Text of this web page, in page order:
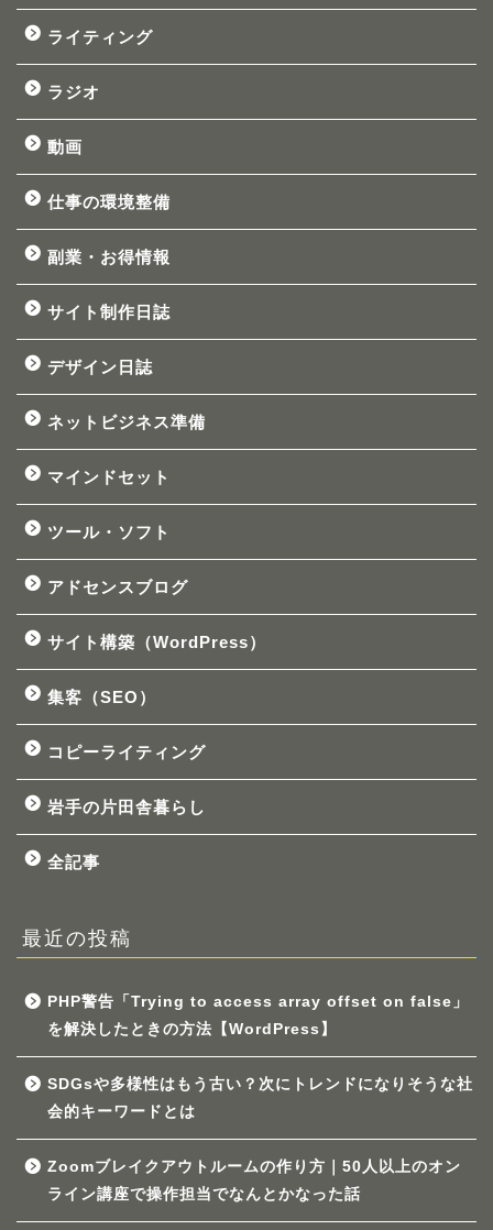
ライティング
ラジオ
動画
仕事の環境整備
副業・お得情報
サイト制作日誌
デザイン日誌
ネットビジネス準備
マインドセット
ツール・ソフト
アドセンスブログ
サイト構築（WordPress）
集客（SEO）
コピーライティング
岩手の片田舎暮らし
全記事
最近の投稿
PHP警告「Trying to access array offset on false」
を解決したときの方法【WordPress】
SDGsや多様性はもう古い？次にトレンドになりそうな社
会的キーワードとは
Zoomブレイクアウトルームの作り方｜50人以上のオン
ライン講座で操作担当でなんとかなった話